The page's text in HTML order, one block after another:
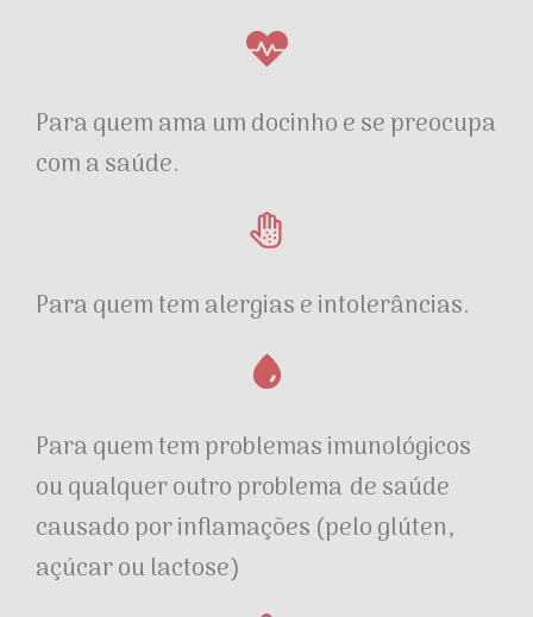
Para quem ama um docinho e se preocupa
com a saúde.
Para quem tem alergias e intolerâncias.
Para quem tem problemas imunológicos
ou qualquer outro problema de saúde
causado por inflamações (pelo glúten,
açúcar ou lactose)